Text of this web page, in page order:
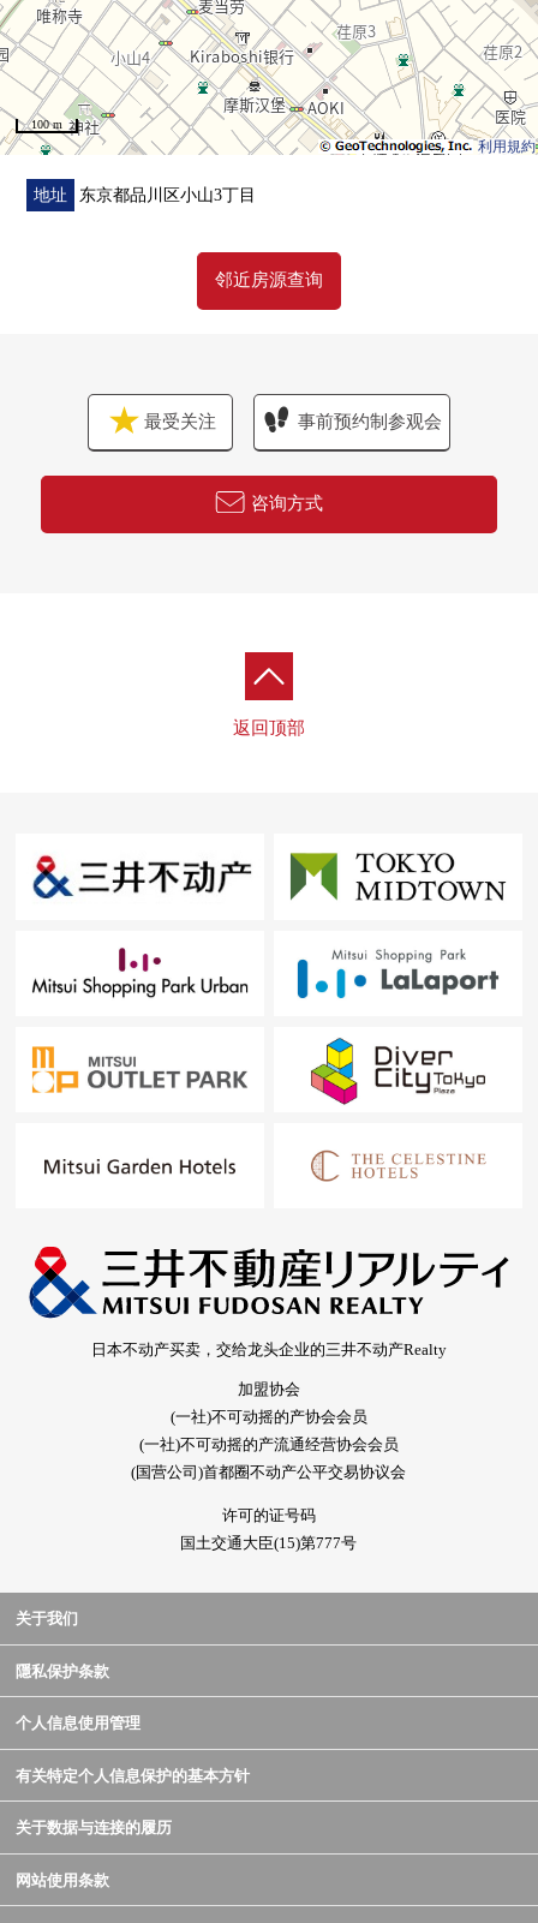
・已经空调1套设置
・已经鞋柜交换
■ 在找想要的家方面给予帮助的━━━━━・・・
房源的详细、需讨论是如有意向，请跟我们联系。
利用規約
100 m
地址 东京都品川区小山3丁目
邻近房源查询
最受关注 事前预约制参观会
咨询方式
返回顶部
日本不动产买卖，交给龙头企业的三井不动产Realty
加盟协会
(一社)不可动摇的产协会会员
(一社)不可动摇的产流通经营协会会员
(国营公司)首都圈不动产公平交易协议会
许可的证号码
国土交通大臣(15)第777号
关于我们
隱私保护条款
个人信息使用管理
有关特定个人信息保护的基本方针
关于数据与连接的履历
网站使用条款